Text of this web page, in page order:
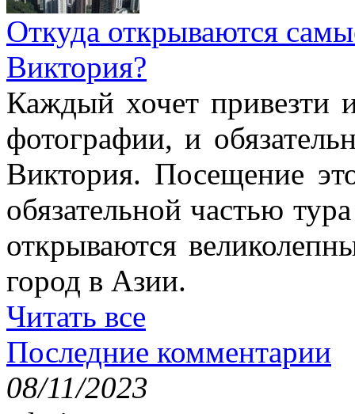
Откуда открываются
Виктория?
Каждый хочет привезти
фотографии, и
Виктория. Посещение
обязательной частью
открываются
город в Азии.
Читать все
Последние комментарии
08/11/2023